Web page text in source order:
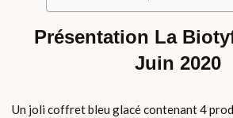
Présentation La
Juin 2020
Un joli coffret bleu glacé contenant 4